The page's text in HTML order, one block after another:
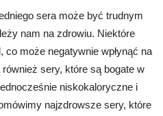
sera może być trudnym
nam na zdrowiu. Niektóre
co może negatywnie wpłynąć na
sery, które są bogate w
niskokaloryczne i
najzdrowsze sery, które